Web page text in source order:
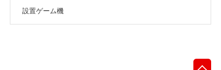
設置ゲーム機